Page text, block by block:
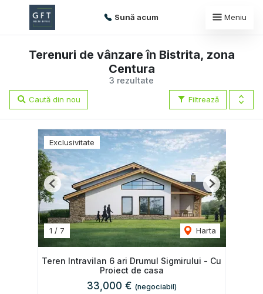
Sună acum Meniu
3 rezultate
Terenuri de vânzare în Bistrita, zona
Centura
Filtrează
Caută din nou
Exclusivitate
1 / 7 Harta
Previous Next
Teren Intravilan 6 ari Drumul Sigmirului - Cu
Proiect de casa
33,000 € (negociabil)